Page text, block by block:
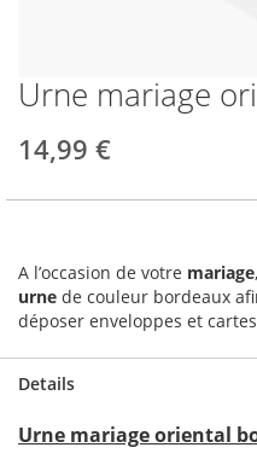
Skip
to
the
beginning
Urne mariage
14,99 €
A l’occasion de votre mariage
urne de couleur bordeaux
déposer enveloppes et
Details
Urne mariage oriental